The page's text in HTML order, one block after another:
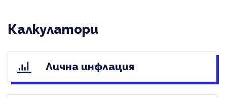
Калкулатори
Лична инфлация